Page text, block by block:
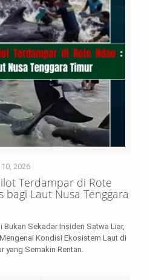
2026
Terdampar di Rote
bagi Laut Nusa Tenggara
Bukan Sekadar Insiden Satwa Liar,
Kondisi Ekosistem Laut di
yang Semakin Rentan.